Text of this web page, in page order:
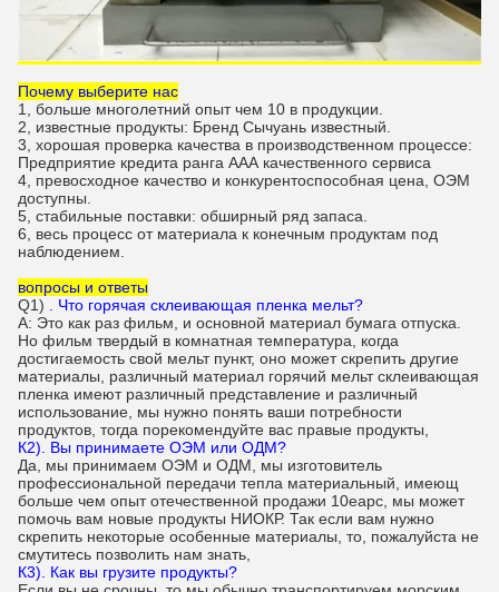
Почему выберите нас
1, больше многолетний опыт чем 10 в продукции.
2, известные продукты: Бренд Сычуань известный.
3, хорошая проверка качества в производственном процессе:
Предприятие кредита ранга ААА качественного сервиса
4, превосходное качество и конкурентоспособная цена, ОЭМ
доступны.
5, стабильные поставки: обширный ряд запаса.
6, весь процесс от материала к конечным продуктам под
наблюдением.
вопросы и ответы
Q1)
. Что горячая склеивающая пленка мельт?
А: Это как раз фильм, и основной материал бумага отпуска.
Но фильм твердый в комнатная температура, когда
достигаемость свой мельт пункт, оно может скрепить другие
материалы, различный материал горячий мельт склеивающая
пленка имеют различный представление и различный
использование, мы нужно понять ваши потребности
продуктов, тогда порекомендуйте вас правые продукты,
К2). Вы принимаете ОЭМ или ОДМ?
Да, мы принимаем ОЭМ и ОДМ, мы изготовитель
профессиональной передачи тепла материальный, имеющ
больше чем опыт отечественной продажи 10еарс, мы может
помочь вам новые продукты НИОКР. Так если вам нужно
скрепить некоторые особенные материалы, то, пожалуйста не
смутитесь позволить нам знать,
К3). Как вы грузите продукты?